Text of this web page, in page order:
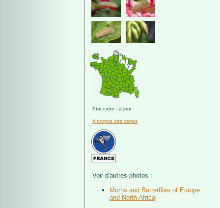
Etat carte : à jour
A propos des cartes
Voir d'autres photos :
Moths and Butterflies of Europe
and North Africa